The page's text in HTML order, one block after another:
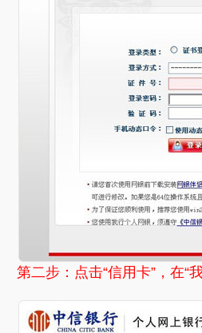
第二步：点击“信用卡”，在“